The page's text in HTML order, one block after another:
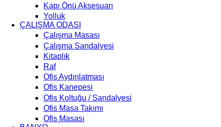
Kapı Önü Aksesuarı
Yolluk
ÇALIŞMA ODASI
Çalışma Masası
Çalışma Sandalyesi
Kitaplık
Raf
Ofis Aydınlatması
Ofis Kanepesi
Ofis Koltuğu / Sandalyesi
Ofis Masa Takımı
Ofis Masası